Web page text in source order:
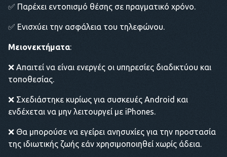
✅ Παρέχει εντοπισμό θέσης σε πραγματικό χρόνο.
✅ Ενισχύει την ασφάλεια του τηλεφώνου.
Μειονεκτήματα:
❌ Απαιτεί να είναι ενεργές οι υπηρεσίες διαδικτύου και
τοποθεσίας.
❌ Σχεδιάστηκε κυρίως για συσκευές Android και
ενδέχεται να μην λειτουργεί με iPhones.
❌ Θα μπορούσε να εγείρει ανησυχίες για την προστασία
της ιδιωτικής ζωής εάν χρησιμοποιηθεί χωρίς άδεια.